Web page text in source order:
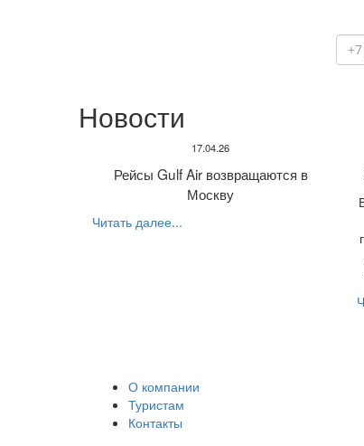
Новости
17.04.26
Рейсы Gulf Air возвращаются в
Москву
Читать далее...
О компании
Туристам
Контакты